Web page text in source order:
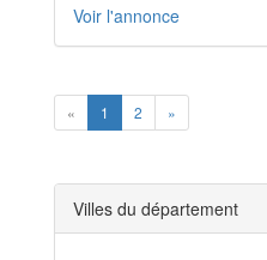
Voir l'annonce
« Previous
1 2 »
Villes du département